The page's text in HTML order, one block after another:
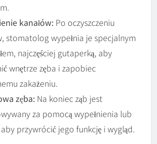
kanałów: Po oczyszczeniu
stomatolog wypełnia je specjalnym
najczęściej gutaperką, aby
wnętrze zęba i zapobiec
zakażeniu.
zęba: Na koniec ząb jest
za pomocą wypełnienia lub
przywrócić jego funkcję i wygląd.